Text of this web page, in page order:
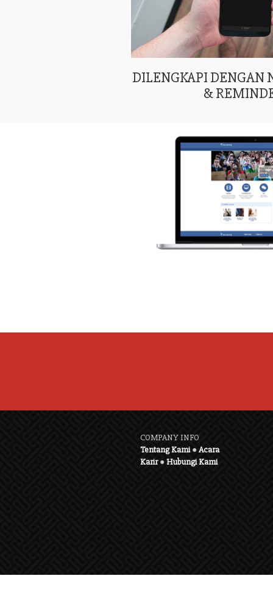
DILENGKAPI DENGAN
&
COMPANY INFO
Tentang Kami●Acara
Karir●Hubungi Kami